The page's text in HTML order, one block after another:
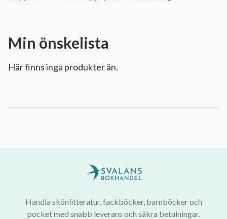
Min önskelista
Här finns inga produkter än.
Handla skönlitteratur, fackböcker, barnböcker och
pocket med snabb leverans och säkra betalningar.